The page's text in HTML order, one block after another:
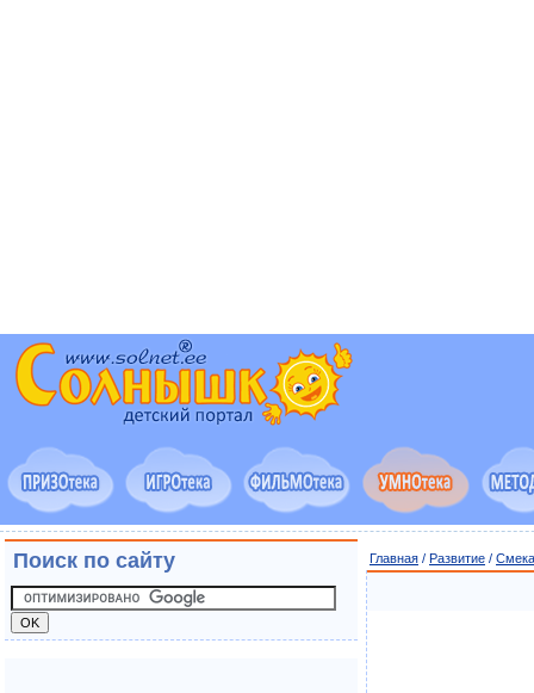
Главная / Развитие /
Поиск по сайту